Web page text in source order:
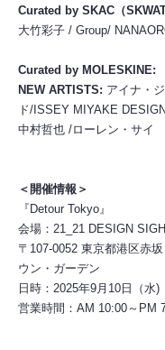
Curated by SKAC（
大竹彩子 / Group/
Curated by MOLESKINE:
NEW ARTISTS: アイナ・
ド/ISSEY MIYAKE
中村哲也 /ローレン・サイ
＜開催情報＞
『Detour Tokyo』
会場：21_21 DESIGN
〒107-0052 東京都港区赤
ウン・ガーデン
日時：2025年9月10日（水)
営業時間：AM 10:00～PM